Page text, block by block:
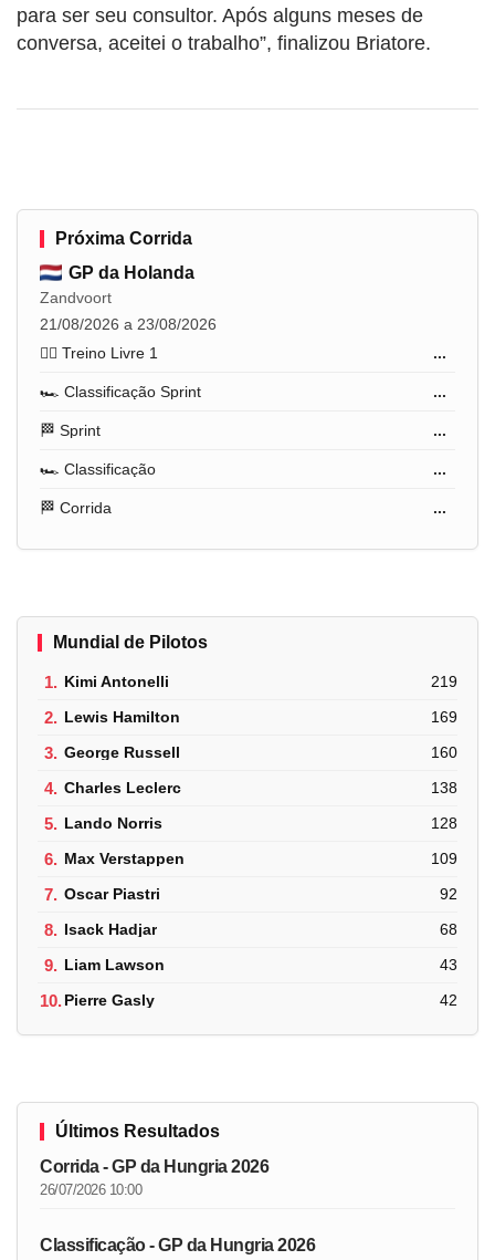
para ser seu consultor. Após alguns meses de
conversa, aceitei o trabalho”, finalizou Briatore.
Próxima Corrida
GP da Holanda
Zandvoort
21/08/2026 a 23/08/2026
🏋️‍♂️ Treino Livre 1
...
🏎️ Classificação Sprint ...
🏁 Sprint ...
🏎️ Classificação ...
🏁 Corrida ...
Mundial de Pilotos
1. Kimi Antonelli 219
2. Lewis Hamilton 169
3. George Russell 160
4. Charles Leclerc 138
5. Lando Norris 128
6. Max Verstappen 109
7. Oscar Piastri 92
8. Isack Hadjar 68
9. Liam Lawson 43
10.Pierre Gasly 42
Últimos Resultados
Corrida - GP da Hungria 2026
26/07/2026 10:00
Classificação - GP da Hungria 2026